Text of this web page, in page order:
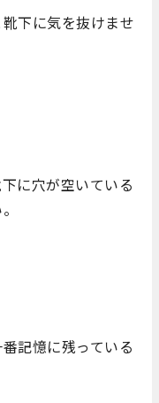
下に気を抜けませ
に穴が空いている
記憶に残っている